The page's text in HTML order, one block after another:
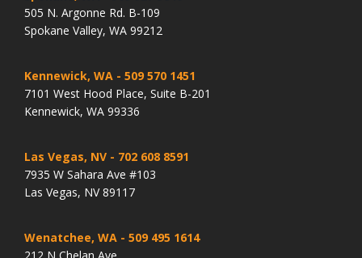
505 N. Argonne Rd. B-109
Spokane Valley, WA 99212
Kennewick, WA - 509 570 1451
7101 West Hood Place, Suite B-201
Kennewick, WA 99336
Las Vegas, NV - 702 608 8591
7935 W Sahara Ave #103
Las Vegas, NV 89117
Wenatchee, WA - 509 495 1614
212 N Chelan Ave